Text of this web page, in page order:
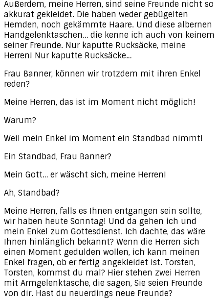
Außerdem, meine Herren, sind seine Freunde nicht so
akkurat gekleidet. Die haben weder gebügelten
Hemden, noch gekämmte Haare. Und diese albernen
Handgelenktaschen… die kenne ich auch von keinem
seiner Freunde. Nur kaputte Rucksäcke, meine
Herren! Nur kaputte Rucksäcke…
Frau Banner, können wir trotzdem mit ihren Enkel
reden?
Meine Herren, das ist im Moment nicht möglich!
Warum?
Weil mein Enkel im Moment ein Standbad nimmt!
Ein Standbad, Frau Banner?
Mein Gott… er wäscht sich, meine Herren!
Ah, Standbad?
Meine Herren, falls es Ihnen entgangen sein sollte,
wir haben heute Sonntag! Und da gehen ich und
mein Enkel zum Gottesdienst. Ich dachte, das wäre
Ihnen hinlänglich bekannt? Wenn die Herren sich
einen Moment gedulden wollen, ich kann meinen
Enkel fragen, ob er fertig angekleidet ist. Torsten,
Torsten, kommst du mal? Hier stehen zwei Herren
mit Armgelenktasche, die sagen, Sie seien Freunde
von dir. Hast du neuerdings neue Freunde?